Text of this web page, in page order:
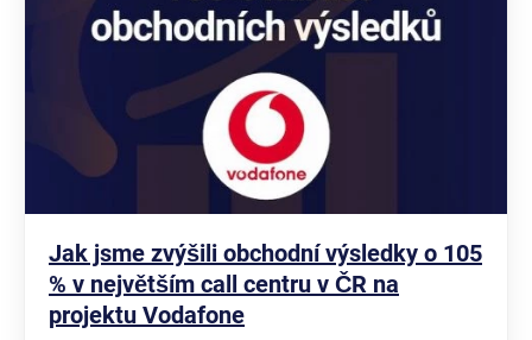
Jak jsme zvýšili obchodní výsledky o 105
% v největším call centru v ČR na
projektu Vodafone